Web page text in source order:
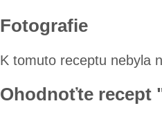
Fotografie
K tomuto receptu nebyla
Ohodnoťte recept